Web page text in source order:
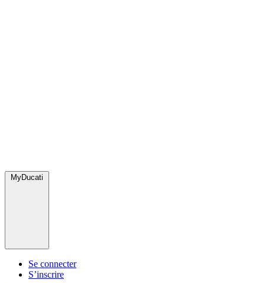
MyDucati
Se connecter
S’inscrire